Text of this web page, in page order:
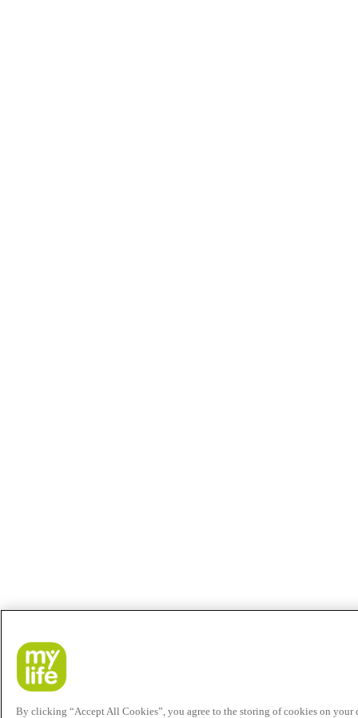
By clicking “Accept All Cookies”, you agree to the storing of cookies on your